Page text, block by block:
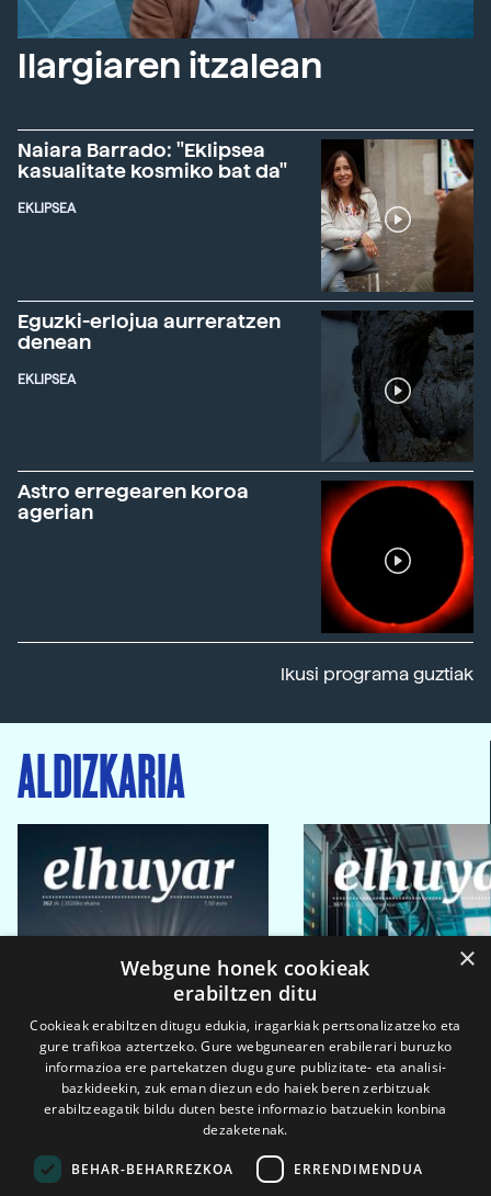
Ilargiaren itzalean
Naiara Barrado: "Eklipsea
kasualitate kosmiko bat da"
EKLIPSEA
Eguzki-erlojua aurreratzen
denean
EKLIPSEA
Astro erregearen koroa
agerian
Ikusi programa guztiak
ALDIZKARIA
×
Webgune honek cookieak
erabiltzen ditu
Cookieak erabiltzen ditugu edukia, iragarkiak pertsonalizatzeko eta
gure trafikoa aztertzeko. Gure webgunearen erabilerari buruzko
informazioa ere partekatzen dugu gure publizitate- eta analisi-
bazkideekin, zuk eman diezun edo haiek beren zerbitzuak
erabiltzeagatik bildu duten beste informazio batzuekin konbina
dezaketenak.
BEHAR-BEHARREZKOA ERRENDIMENDUA